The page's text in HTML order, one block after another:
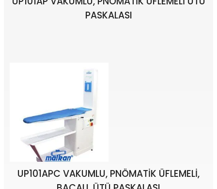
PASKALASI
UP101APC VAKUMLU, PNÖMATİK ÜFLEMELİ,